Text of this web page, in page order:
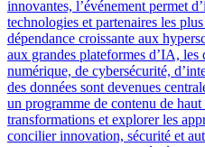
innovantes, l’événement permet
technologies et partenaires les
dépendance croissante aux
aux grandes plateformes d’IA, les
numérique, de cybersécurité,
des données sont devenues
un programme de contenu de
transformations et explorer les
concilier innovation, sécurité et